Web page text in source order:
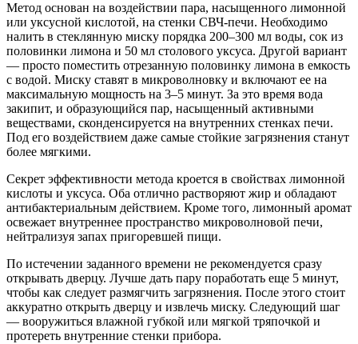
Метод основан на воздействии пара, насыщенного лимонной
или уксусной кислотой, на стенки СВЧ-печи. Необходимо
налить в стеклянную миску порядка 200–300 мл воды, сок из
половинки лимона и 50 мл столового уксуса. Другой вариант
— просто поместить отрезанную половинку лимона в емкость
с водой. Миску ставят в микроволновку и включают ее на
максимальную мощность на 3–5 минут. За это время вода
закипит, и образующийся пар, насыщенный активными
веществами, сконденсируется на внутренних стенках печи.
Под его воздействием даже самые стойкие загрязнения станут
более мягкими.
Секрет эффективности метода кроется в свойствах лимонной
кислоты и уксуса. Оба отлично растворяют жир и обладают
антибактериальным действием. Кроме того, лимонный аромат
освежает внутреннее пространство микроволновой печи,
нейтрализуя запах пригоревшей пищи.
По истечении заданного времени не рекомендуется сразу
открывать дверцу. Лучше дать пару поработать еще 5 минут,
чтобы как следует размягчить загрязнения. После этого стоит
аккуратно открыть дверцу и извлечь миску. Следующий шаг
— вооружиться влажной губкой или мягкой тряпочкой и
протереть внутренние стенки прибора.